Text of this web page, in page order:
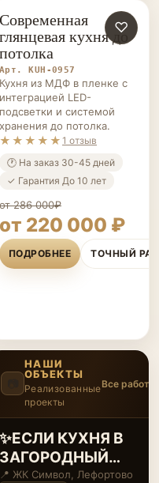
КУХНИ НА ЗАКАЗ ♡
Современная
глянцевая кухня до
потолка
Арт. KUH-0957
Кухня из МДФ в пленке с
интеграцией LED-
подсветки и системой
хранения до потолка.
★★★★★ 1 отзыв
🕐 На заказ 30-45 дней
✓ Гарантия До 10 лет
от 286 000₽
от 220 000 ₽
ПОДРОБНЕЕ ТОЧНЫЙ
НАШИ
ОБЪЕКТЫ
Реализованные
проекты
Все
‹ ›
Большой проект
под ключ: кухня в
светлых тонах
📍 ЖК Символ, Лефортово